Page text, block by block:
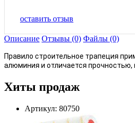
оставить отзыв
Описание Отзывы (0) Файлы (0)
Правило строительное трапеция
алюминия и отличается
Хиты продаж
Артикул: 80750